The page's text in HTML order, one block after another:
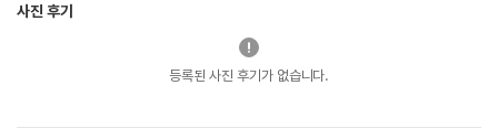
사진 후기
등록된 사진 후기가 없습니다.